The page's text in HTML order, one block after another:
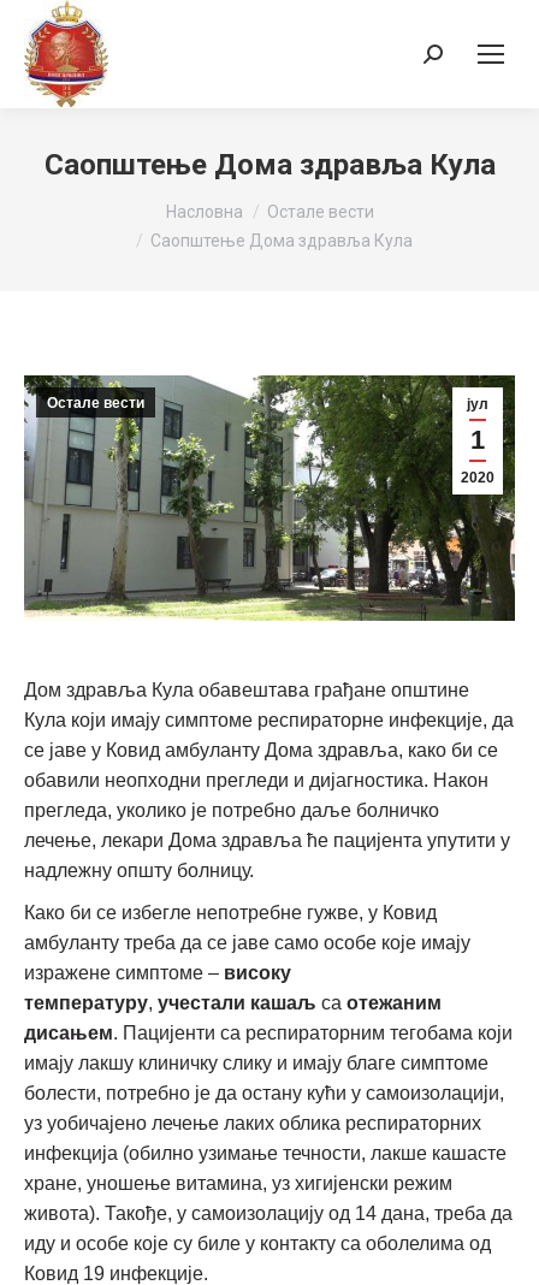
Search:
Саопштење Дома здравља Кула
Насловна
Остале вести
Саопштење Дома здравља Кула
јул
1
2020
Остале вести
Дом здравља Кула обавештава грађане општине
Кула који имају симптоме респираторне инфекције, да
се јаве у Ковид амбуланту Дома здравља, како би се
обавили неопходни прегледи и дијагностика. Након
прегледа, уколико је потребно даље болничко
лечење, лекари Дома здравља ће пацијента упутити у
надлежну општу болницу.
Како би се избегле непотребне гужве, у Ковид
амбуланту треба да се јаве само особе које имају
изражене симптоме – високу
температуру, учестали кашаљ са отежаним
дисањем. Пацијенти са респираторним тегобама који
имају лакшу клиничку слику и имају благе симптоме
болести, потребно је да остану кући у самоизолацији,
уз уобичајено лечење лаких облика респираторних
инфекција (обилно узимање течности, лакше кашасте
хране, уношење витамина, уз хигијенски режим
живота). Такође, у самоизолацију од 14 дана, треба да
иду и особе које су биле у контакту са оболелима од
Ковид 19 инфекције.